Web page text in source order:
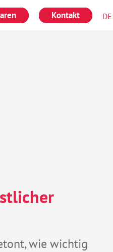
Kontakt
wie wichtig